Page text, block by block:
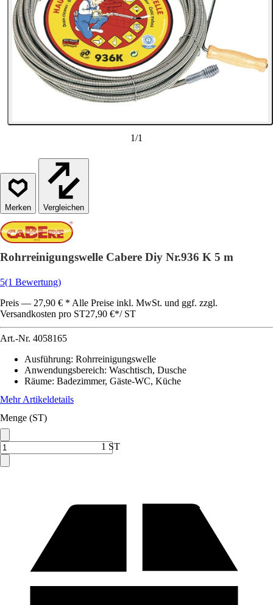
1/1
Vergleichen
Rohrreinigungswelle Cabere Diy Nr.936 K 5 m
5(1 Bewertung)
Preis — 27,90 € * Alle Preise inkl. MwSt. und ggf. zzgl.
Versandkosten pro ST27,90 €*/ ST
Art.-Nr. 4058165
Ausführung: Rohrreinigungswelle
Anwendungsbereich: Waschtisch, Dusche
Räume: Badezimmer, Gäste-WC, Küche
Mehr Artikeldetails
Menge (ST)
1 ST